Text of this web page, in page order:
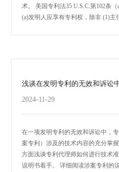
术。 美国专利法35 U.S.C.第102条
(a)发明人应享有专利权，除非 (1)主
浅谈在发明专利的无效和诉讼
2024-11-29
在一项发明专利的无效和诉讼中，
案专利）涉及的技术内容的充分掌
方面浅谈专利代理师如何进行技术
说明书着手。 详细阅读涉案专利的